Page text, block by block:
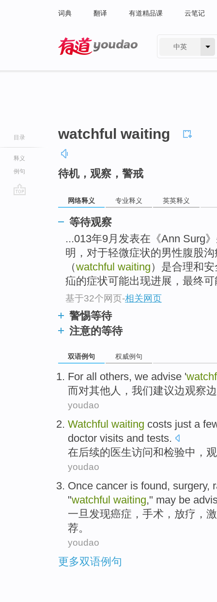
词典 翻译 有道精品课 云笔记
中英
目录
释义
例句
watchful waiting
待机，观察，警戒
网络释义 专业释义 英英释义
等待观察
...013年9月发表在《Ann Surg
明，对于轻微症状的男性腹股
（watchful waiting）是合理和
疝的症状可能出现进展，最终
基于32个网页-相关网页
警惕等待
注意的等待
双语例句 权威例句
For all others, we advise '
而对其他人 ， 我们建议边观察
youdao
Watchful waiting costs just a
doctor visits and tests.
在后续的 医生访问和检验中，
youdao
Once cancer is found, surgery,
"watchful waiting," may be
一旦 发现癌症 ， 手术 ， 放疗 ，
荐。
youdao
更多双语例句